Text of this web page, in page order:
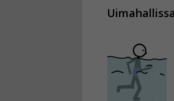
Uimahallissa